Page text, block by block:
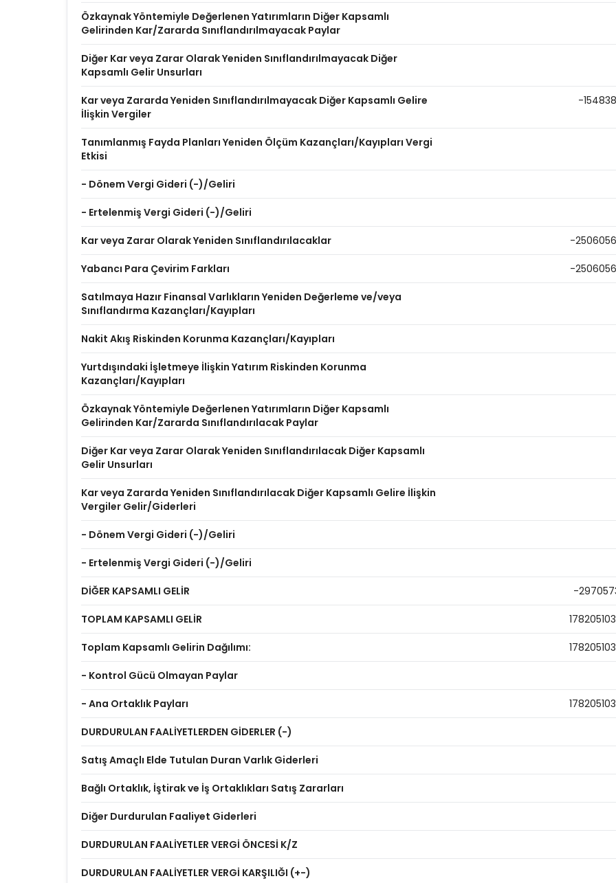
Özkaynak Yöntemiyle Değerlenen Yatırımların Diğer Kapsamlı
Gelirinden Kar/Zararda Sınıflandırılmayacak Paylar
Diğer Kar veya Zarar Olarak Yeniden Sınıflandırılmayacak Diğer
Kapsamlı Gelir Unsurları
Kar veya Zararda Yeniden Sınıflandırılmayacak Diğer Kapsamlı Gelire
İlişkin Vergiler
-
Tanımlanmış Fayda Planları Yeniden Ölçüm Kazançları/Kayıpları Vergi
Etkisi
- Dönem Vergi Gideri (-)/Geliri
- Ertelenmiş Vergi Gideri (-)/Geliri
Kar veya Zarar Olarak Yeniden Sınıflandırılacaklar -
Yabancı Para Çevirim Farkları -
Satılmaya Hazır Finansal Varlıkların Yeniden Değerleme ve/veya
Sınıflandırma Kazançları/Kayıpları
Nakit Akış Riskinden Korunma Kazançları/Kayıpları
Yurtdışındaki İşletmeye İlişkin Yatırım Riskinden Korunma
Kazançları/Kayıpları
Özkaynak Yöntemiyle Değerlenen Yatırımların Diğer Kapsamlı
Gelirinden Kar/Zararda Sınıflandırılacak Paylar
Diğer Kar veya Zarar Olarak Yeniden Sınıflandırılacak Diğer Kapsamlı
Gelir Unsurları
Kar veya Zararda Yeniden Sınıflandırılacak Diğer Kapsamlı Gelire İlişkin
Vergiler Gelir/Giderleri
- Dönem Vergi Gideri (-)/Geliri
- Ertelenmiş Vergi Gideri (-)/Geliri
DİĞER KAPSAMLI GELİR -
TOPLAM KAPSAMLI GELİR
Toplam Kapsamlı Gelirin Dağılımı:
- Kontrol Gücü Olmayan Paylar
- Ana Ortaklık Payları
DURDURULAN FAALİYETLERDEN GİDERLER (-)
Satış Amaçlı Elde Tutulan Duran Varlık Giderleri
Bağlı Ortaklık, İştirak ve İş Ortaklıkları Satış Zararları
Diğer Durdurulan Faaliyet Giderleri
DURDURULAN FAALİYETLER VERGİ ÖNCESİ K/Z
DURDURULAN FAALİYETLER VERGİ KARŞILIĞI (+-)